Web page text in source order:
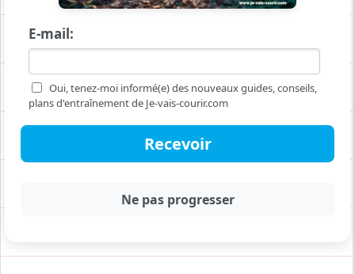
E-mail:
Oui, tenez-moi informé(e) des nouveaux guides, conseils,
plans d'entraînement de Je-vais-courir.com
Respiration course à pied : courir sans s'essouffler
Entraînement de marathon : réveillez l'athlète qui sommeille en vous !